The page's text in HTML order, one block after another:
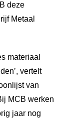
deze
Metaal
materiaal
vertelt
van
MCB werken
jaar nog